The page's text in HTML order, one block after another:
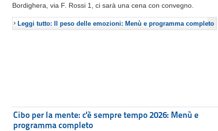
Bordighera, via F. Rossi 1, ci sarà una cena con convegno.
Leggi tutto: Il peso delle emozioni: Menù e programma completo
Cibo per la mente: c'è sempre tempo 2026: Menù e
programma completo